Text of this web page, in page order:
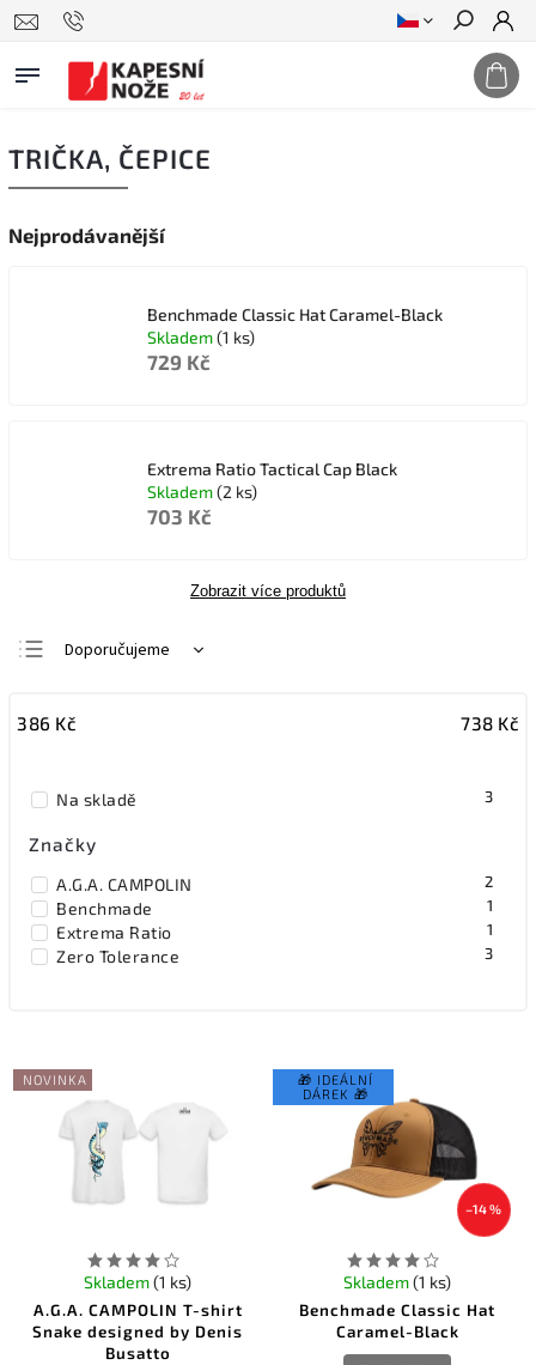
Hledat
TRIČKA, ČEPICE
Nejprodávanější
Benchmade Classic Hat Caramel-Black
Skladem(1 ks)
729 Kč
Extrema Ratio Tactical Cap Black
Skladem(2 ks)
703 Kč
Zobrazit více produktů
Doporučujeme
Nejdražší
Abecedně
386 Kč 738 Kč
Na skladě 3
Značky
A.G.A. CAMPOLIN 2
Benchmade 1
Extrema Ratio 1
Zero Tolerance 3
NOVINKA
A.G.A. CAMPOLIN T-shirt
Snake designed by Denis
Busatto
Skladem(1 ks)
🎁 IDEÁLNÍ
DÁREK 🎁
–14 %
Benchmade Classic Hat
Caramel-Black
Skladem(1 ks)